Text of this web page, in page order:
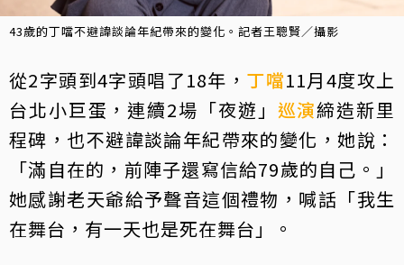
43歲的丁噹不避諱談論年紀帶來的變化。記者王聰賢／攝影
從2字頭到4字頭唱了18年， 丁噹11月4度攻上
台北小巨蛋，連續2場「夜遊」 巡演締造新里
程碑，也不避諱談論年紀帶來的變化，她說：
「滿自在的，前陣子還寫信給79歲的自己。」
她感謝老天爺給予聲音這個禮物，喊話「我生
在舞台，有一天也是死在舞台」。